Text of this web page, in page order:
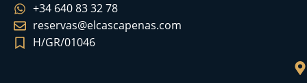
+34 640 83 32 78
reservas@elcascapenas.com
H/GR/01046